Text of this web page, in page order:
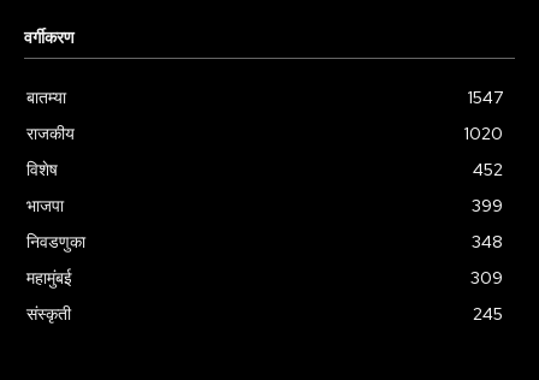
वर्गीकरण
बातम्या
1547
राजकीय
1020
विशेष
452
भाजपा
399
निवडणुका
348
महामुंबई
309
संस्कृती
245